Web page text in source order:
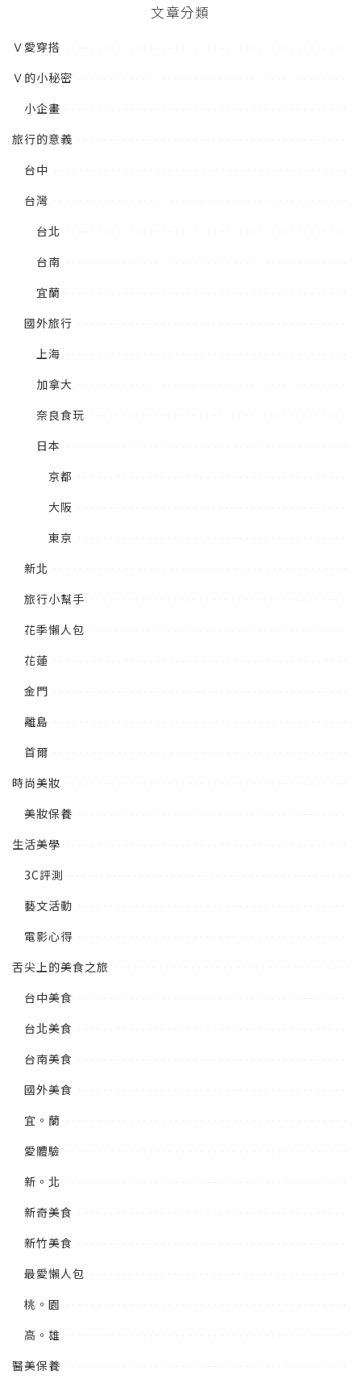
文章分類
Ｖ愛穿搭
Ｖ的小秘密
小企畫
旅行的意義
台中
台灣
台北
台南
宜蘭
國外旅行
上海
加拿大
奈良食玩
日本
京都
大阪
東京
新北
旅行小幫手
花季懶人包
花蓮
金門
離島
首爾
時尚美妝
美妝保養
生活美學
3C評測
藝文活動
電影心得
舌尖上的美食之旅
台中美食
台北美食
台南美食
國外美食
宜。蘭
愛體驗
新。北
新奇美食
新竹美食
最愛懶人包
桃。園
高。雄
醫美保養